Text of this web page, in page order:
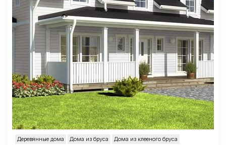
Деревянные дома Дома из бруса Дома из клееного бруса